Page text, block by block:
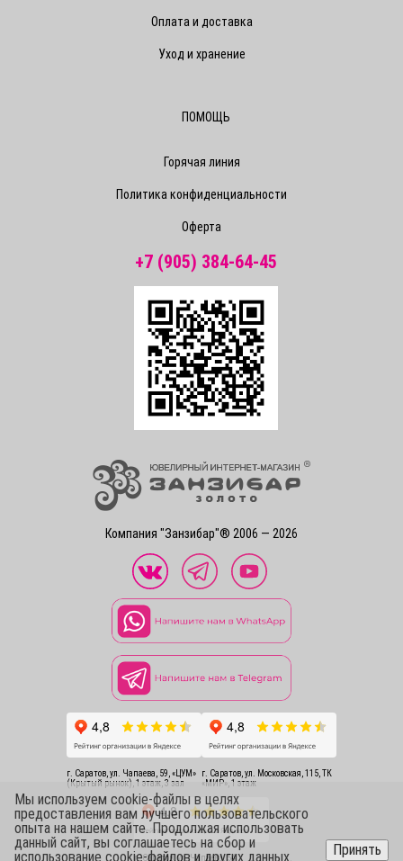
Компания "Занзибар"® 2006 — 2026
Оплата и доставка
Уход и хранение
ПОМОЩЬ
Горячая линия
Политика конфиденциальности
Оферта
+7 (905) 384-64-45
г. Саратов, ул. Чапаева, 59, «ЦУМ»
(Крытый рынок), 1 этаж, 3 зал
г. Саратов, ул. Московская, 115, ТК
«МИР», 1 этаж
г. Саратов, ул. Чапаева, 54
Мы используем cookie-файлы в целях
предоставления вам лучшего пользовательского
опыта на нашем сайте. Продолжая использовать
данный сайт, вы соглашаетесь на сбор и
использование cookie-файлов и других данных.
Принять